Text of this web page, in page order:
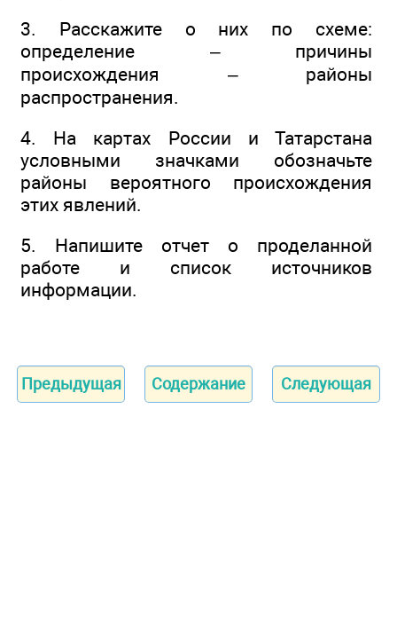
3. Расскажите о них по схеме:
определение – причины
происхождения – районы
распространения.
4. На картах России и Татарстана
условными значками обозначьте
районы вероятного происхождения
этих явлений.
5. Напишите отчет о проделанной
работе и список источников
информации.
Предыдущая Содержание Следующая